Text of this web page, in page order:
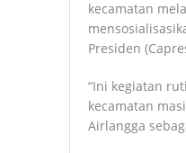
kecamatan
Presiden
“Ini kegiatan
kecamatan
Airlangga